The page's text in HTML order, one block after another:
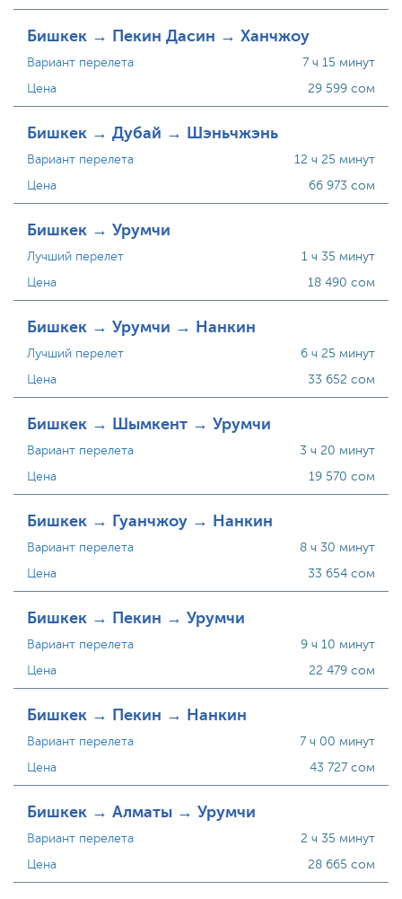
Бишкек → Пекин Дасин → Ханчжоу
Вариант перелета
Цена
7 ч 15 минут
29 599 сом
Бишкек → Дубай → Шэньчжэнь
Вариант перелета
Цена
12 ч 25 минут
66 973 сом
Бишкек → Урумчи
Лучший перелет
Цена
1 ч 35 минут
18 490 сом
Бишкек → Урумчи → Нанкин
Лучший перелет
Цена
6 ч 25 минут
33 652 сом
Бишкек → Шымкент → Урумчи
Вариант перелета
Цена
3 ч 20 минут
19 570 сом
Бишкек → Гуанчжоу → Нанкин
Вариант перелета
Цена
8 ч 30 минут
33 654 сом
Бишкек → Пекин → Урумчи
Вариант перелета
Цена
9 ч 10 минут
22 479 сом
Бишкек → Пекин → Нанкин
Вариант перелета
Цена
7 ч 00 минут
43 727 сом
Бишкек → Алматы → Урумчи
Вариант перелета
Цена
2 ч 35 минут
28 665 сом